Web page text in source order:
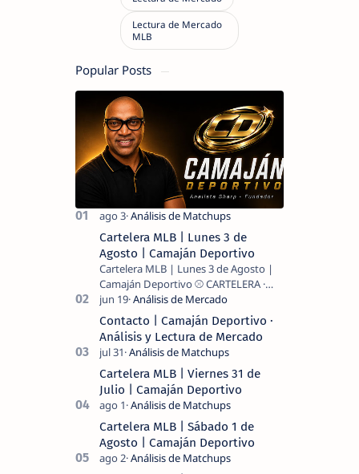
Popular Posts
Cartelera MLB | Lunes 3 de
Agosto | Camaján Deportivo
Cartelera MLB | Lunes 3 de Agosto |
Camaján Deportivo ⚾ CARTELERA ·
Contacto | Camaján Deportivo ·
Análisis y Lectura de Mercado
Cartelera MLB | Viernes 31 de
Julio | Camaján Deportivo
Cartelera MLB | Sábado 1 de
Agosto | Camaján Deportivo